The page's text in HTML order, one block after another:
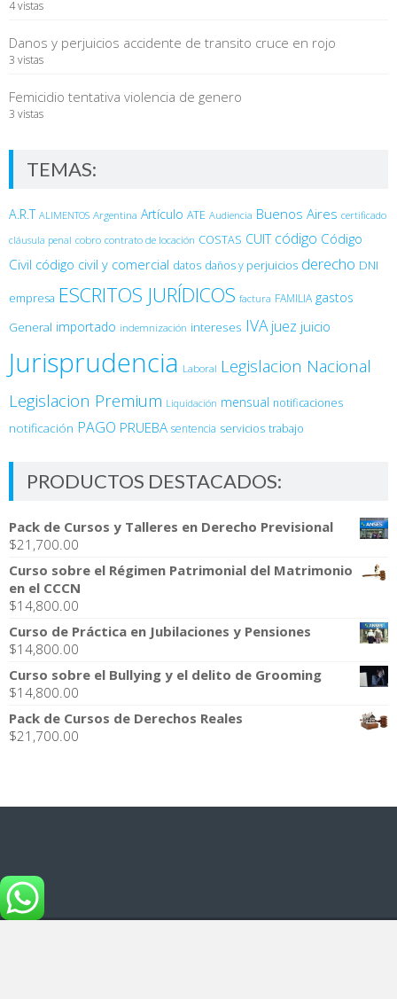
4 vistas
Danos y perjuicios accidente de transito cruce en rojo
3 vistas
Femicidio tentativa violencia de genero
3 vistas
TEMAS:
A.R.T ALIMENTOS Argentina Artículo ATE Audiencia Buenos Aires certificado
cláusula penal cobro contrato de locación COSTAS CUIT código Código
Civil código civil y comercial datos daños y perjuicios derecho DNI
empresa ESCRITOS JURÍDICOS factura FAMILIA gastos
General importado indemnización intereses IVA juez juicio
Jurisprudencia Laboral Legislacion Nacional
Legislacion Premium Liquidación mensual notificaciones
notificación PAGO PRUEBA sentencia servicios trabajo
PRODUCTOS DESTACADOS:
Pack de Cursos y Talleres en Derecho Previsional
$21,700.00
Curso sobre el Régimen Patrimonial del Matrimonio
en el CCCN
$14,800.00
Curso de Práctica en Jubilaciones y Pensiones
$14,800.00
Curso sobre el Bullying y el delito de Grooming
$14,800.00
Pack de Cursos de Derechos Reales
$21,700.00